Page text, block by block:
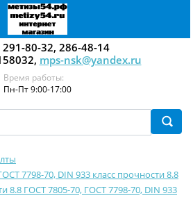
291-80-32, 286-48-14
mps-nsk@yandex.ru
Время работы:
Пн-Пт 9:00-17:00
7798-70, DIN 933 класс прочности 8.8
8.8 ГОСТ 7805-70, ГОСТ 7798-70, DIN 933